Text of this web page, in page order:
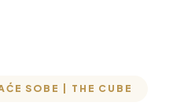
SOBE | THE CUBE